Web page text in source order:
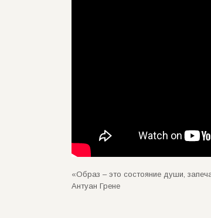
«Образ – это состояние души,
Антуан Грене